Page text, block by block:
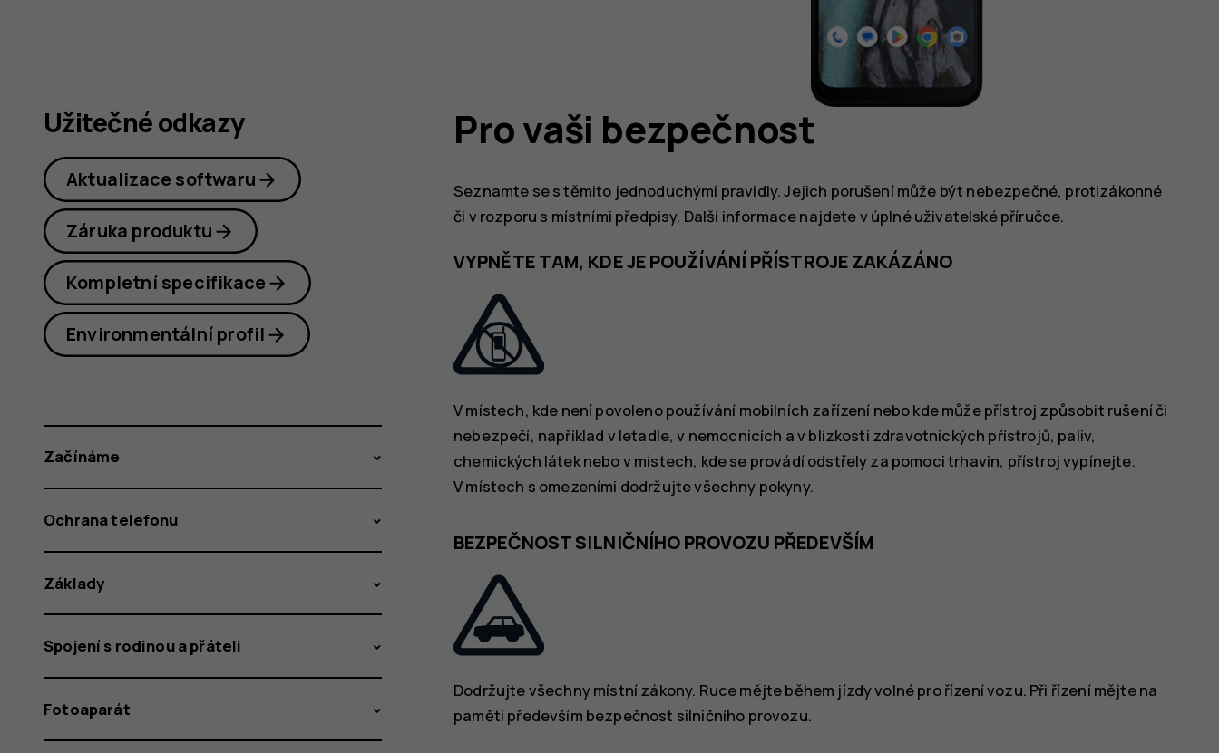
Pro vaši bezpečnost
Seznamte se s těmito jednoduchými pravidly. Jejich porušení může být nebezpečné, protizákonné
či v rozporu s místními předpisy. Další informace najdete v úplné uživatelské příručce.
VYPNĚTE TAM, KDE JE POUŽÍVÁNÍ PŘÍSTROJE ZAKÁZÁNO
V místech, kde není povoleno používání mobilních zařízení nebo kde může přístroj způsobit rušení či
nebezpečí, například v letadle, v nemocnicích a v blízkosti zdravotnických přístrojů, paliv,
chemických látek nebo v místech, kde se provádí odstřely za pomoci trhavin, přístroj vypínejte.
V místech s omezeními dodržujte všechny pokyny.
BEZPEČNOST SILNIČNÍHO PROVOZU PŘEDEVŠÍM
Dodržujte všechny místní zákony. Ruce mějte během jízdy volné pro řízení vozu. Při řízení mějte na
paměti především bezpečnost silničního provozu.
Užitečné odkazy
Aktualizace softwaru
Záruka produktu
Kompletní specifikace
Environmentální profil
Začínáme
Ochrana telefonu
Základy
Spojení s rodinou a přáteli
Fotoaparát